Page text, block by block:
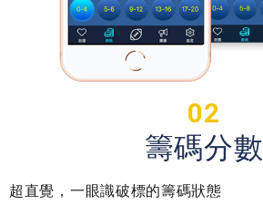
02
籌碼分數
超直覺，一眼識破標的籌碼狀態